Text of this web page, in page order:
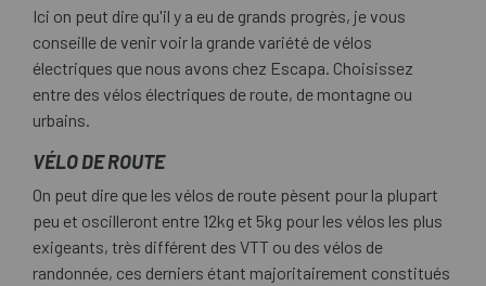
Ici on peut dire qu'il y a eu de grands progrès, je vous
conseille de venir voir la grande variété de vélos
électriques que nous avons chez Escapa. Choisissez
entre des vélos électriques de route, de montagne ou
urbains.
VÉLO DE ROUTE
On peut dire que les vélos de route pèsent pour la plupart
peu et oscilleront entre 12kg et 5kg pour les vélos les plus
exigeants, très différent des VTT ou des vélos de
randonnée, ces derniers étant majoritairement constitués